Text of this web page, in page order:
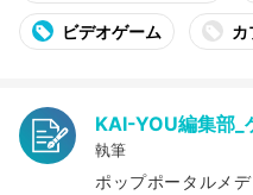
ビデオゲーム カ
KAI-YOU編集部_
執筆
ポップポータルメ